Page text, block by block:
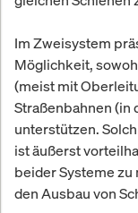
Im Zweisystem
Möglichkeit,
(meist mit
Straßenbahnen (in
unterstützen.
ist äußerst
beider Systeme
den Ausbau von